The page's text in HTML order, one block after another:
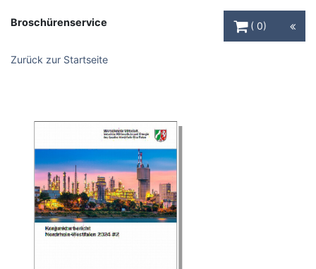
Broschürenservice
0
Zurück zur Startseite